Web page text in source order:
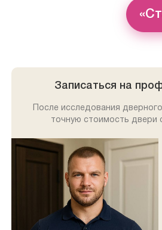
Записаться на
После исследования
точную стоимость двери